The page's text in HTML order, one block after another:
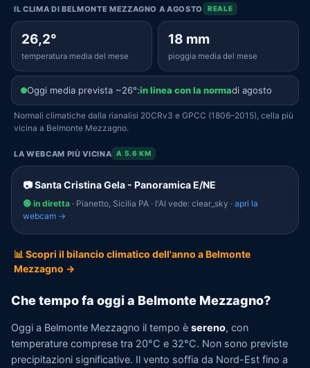
IL CLIMA DI BELMONTE MEZZAGNO A AGOSTO REALE
26,2°
temperatura media del mese
18 mm
pioggia media del mese
Oggi media prevista ~26°:in linea con la normadi agosto
Normali climatiche dalla rianalisi 20CRv3 e GPCC (1806–2015), cella più
vicina a Belmonte Mezzagno.
LA WEBCAM PIÙ VICINA A 5.6 KM
📷 Santa Cristina Gela - Panoramica E/NE
🟢 in diretta · Pianetto, Sicilia PA · l'AI vede: clear_sky · apri la
webcam →
📊 Scopri il bilancio climatico dell'anno a Belmonte
Mezzagno →
Che tempo fa oggi a Belmonte Mezzagno?
Oggi a Belmonte Mezzagno il tempo è sereno, con
temperature comprese tra 20°C e 32°C. Non sono previste
precipitazioni significative. Il vento soffia da Nord-Est fino a